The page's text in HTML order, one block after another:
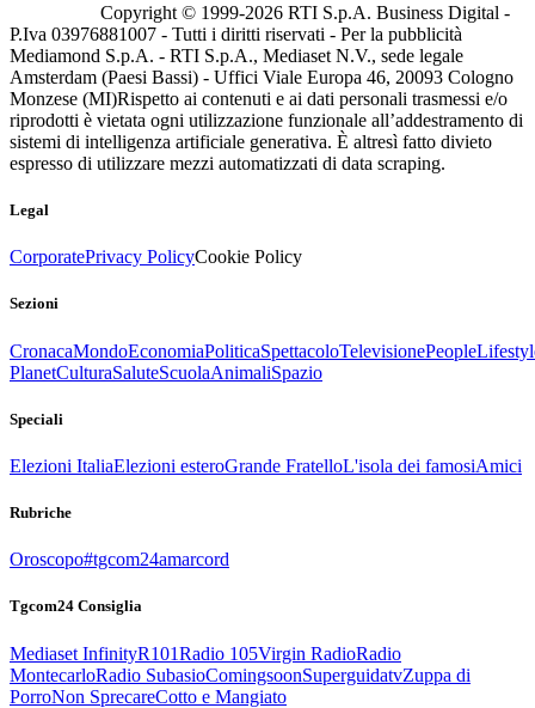
Copyright © 1999-2026 RTI S.p.A. Business Digital -
P.Iva 03976881007 - Tutti i diritti riservati - Per la pubblicità
Mediamond S.p.A. - RTI S.p.A., Mediaset N.V., sede legale
Amsterdam (Paesi Bassi) - Uffici Viale Europa 46, 20093 Cologno
Monzese (MI)Rispetto ai contenuti e ai dati personali trasmessi e/o
riprodotti è vietata ogni utilizzazione funzionale all’addestramento di
sistemi di intelligenza artificiale generativa. È altresì fatto divieto
espresso di utilizzare mezzi automatizzati di data scraping.
Legal
CorporatePrivacy PolicyCookie Policy
Sezioni
CronacaMondoEconomiaPoliticaSpettacoloTelevisionePeople
PlanetCulturaSaluteScuolaAnimaliSpazio
Speciali
Elezioni ItaliaElezioni esteroGrande FratelloL'isola dei famosiAmici
Rubriche
Oroscopo#tgcom24amarcord
Tgcom24 Consiglia
Mediaset InfinityR101Radio 105Virgin RadioRadio
MontecarloRadio SubasioComingsoonSuperguidatvZuppa di
PorroNon SprecareCotto e Mangiato